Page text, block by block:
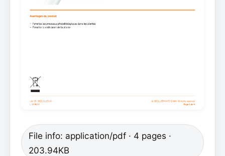
File info: application/pdf · 4 pages ·
203.94KB